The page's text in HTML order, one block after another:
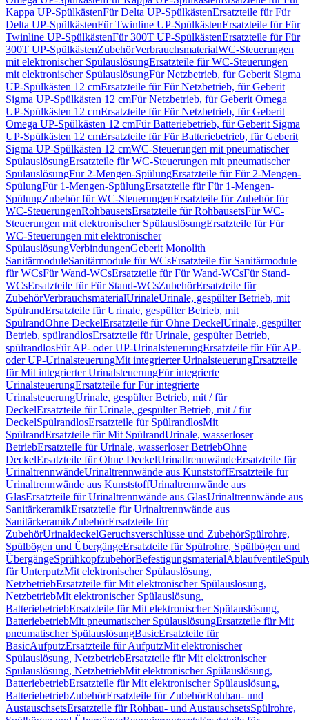
Kappa UP-SpülkästenFür Delta UP-SpülkästenErsatzteile für Für
Delta UP-SpülkästenFür Twinline UP-SpülkästenErsatzteile für Für
Twinline UP-SpülkästenFür 300T UP-SpülkästenErsatzteile für Für
300T UP-SpülkästenZubehörVerbrauchsmaterialWC-Steuerungen
mit elektronischer SpülauslösungErsatzteile für WC-Steuerungen
mit elektronischer SpülauslösungFür Netzbetrieb, für Geberit Sigma
UP-Spülkästen 12 cmErsatzteile für Für Netzbetrieb, für Geberit
Sigma UP-Spülkästen 12 cmFür Netzbetrieb, für Geberit Omega
UP-Spülkästen 12 cmErsatzteile für Für Netzbetrieb, für Geberit
Omega UP-Spülkästen 12 cmFür Batteriebetrieb, für Geberit Sigma
UP-Spülkästen 12 cmErsatzteile für Für Batteriebetrieb, für Geberit
Sigma UP-Spülkästen 12 cmWC-Steuerungen mit pneumatischer
SpülauslösungErsatzteile für WC-Steuerungen mit pneumatischer
SpülauslösungFür 2-Mengen-SpülungErsatzteile für Für 2-Mengen-
SpülungFür 1-Mengen-SpülungErsatzteile für Für 1-Mengen-
SpülungZubehör für WC-SteuerungenErsatzteile für Zubehör für
WC-SteuerungenRohbausetsErsatzteile für RohbausetsFür WC-
Steuerungen mit elektronischer SpülauslösungErsatzteile für Für
WC-Steuerungen mit elektronischer
SpülauslösungVerbindungenGeberit Monolith
SanitärmoduleSanitärmodule für WCsErsatzteile für Sanitärmodule
für WCsFür Wand-WCsErsatzteile für Für Wand-WCsFür Stand-
WCsErsatzteile für Für Stand-WCsZubehörErsatzteile für
ZubehörVerbrauchsmaterialUrinaleUrinale, gespülter Betrieb, mit
SpülrandErsatzteile für Urinale, gespülter Betrieb, mit
SpülrandOhne DeckelErsatzteile für Ohne DeckelUrinale, gespülter
Betrieb, spülrandlosErsatzteile für Urinale, gespülter Betrieb,
spülrandlosFür AP- oder UP-UrinalsteuerungErsatzteile für Für AP-
oder UP-UrinalsteuerungMit integrierter UrinalsteuerungErsatzteile
für Mit integrierter UrinalsteuerungFür integrierte
UrinalsteuerungErsatzteile für Für integrierte
UrinalsteuerungUrinale, gespülter Betrieb, mit / für
DeckelErsatzteile für Urinale, gespülter Betrieb, mit / für
DeckelSpülrandlosErsatzteile für SpülrandlosMit
SpülrandErsatzteile für Mit SpülrandUrinale, wasserloser
BetriebErsatzteile für Urinale, wasserloser BetriebOhne
DeckelErsatzteile für Ohne DeckelUrinaltrennwändeErsatzteile für
UrinaltrennwändeUrinaltrennwände aus KunststoffErsatzteile für
Urinaltrennwände aus KunststoffUrinaltrennwände aus
GlasErsatzteile für Urinaltrennwände aus GlasUrinaltrennwände aus
SanitärkeramikErsatzteile für Urinaltrennwände aus
SanitärkeramikZubehörErsatzteile für
ZubehörUrinaldeckelGeruchsverschlüsse und ZubehörSpülrohre,
Spülbögen und ÜbergängeErsatzteile für Spülrohre, Spülbögen und
ÜbergängeSprühkopfzubehörBefestigungsmaterialAblaufventile
für UnterputzMit elektronischer Spülauslösung,
NetzbetriebErsatzteile für Mit elektronischer Spülauslösung,
NetzbetriebMit elektronischer Spülauslösung,
BatteriebetriebErsatzteile für Mit elektronischer Spülauslösung,
BatteriebetriebMit pneumatischer SpülauslösungErsatzteile für Mit
pneumatischer SpülauslösungBasicErsatzteile für
BasicAufputzErsatzteile für AufputzMit elektronischer
Spülauslösung, NetzbetriebErsatzteile für Mit elektronischer
Spülauslösung, NetzbetriebMit elektronischer Spülauslösung,
BatteriebetriebErsatzteile für Mit elektronischer Spülauslösung,
BatteriebetriebZubehörErsatzteile für ZubehörRohbau- und
AustauschsetsErsatzteile für Rohbau- und AustauschsetsSpülrohre,